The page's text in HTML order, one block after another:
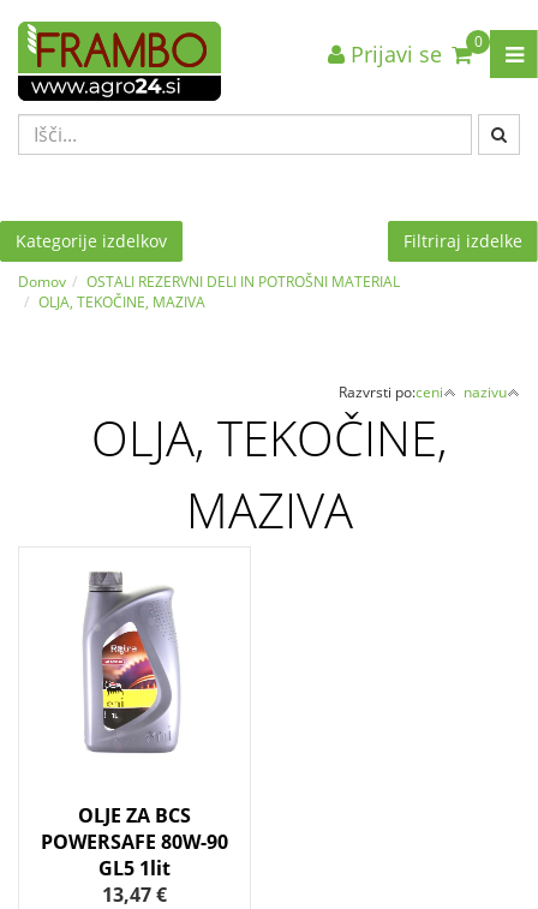
Nazaj en nivo
VRSTA 1
VRSTA 3
Nazaj en nivo
VRSTA 1
VRSTA 3
Nazaj en nivo
VRSTA 1
VRSTA 3
0
Prijavi se
Kategorije izdelkov Filtriraj izdelke
Domov
OSTALI REZERVNI DELI IN POTROŠNI MATERIAL
OLJA, TEKOČINE, MAZIVA
Razvrsti po:ceni nazivu
OLJA, TEKOČINE,
MAZIVA
OLJE ZA BCS
POWERSAFE 80W-90
GL5 1lit
13,47 €